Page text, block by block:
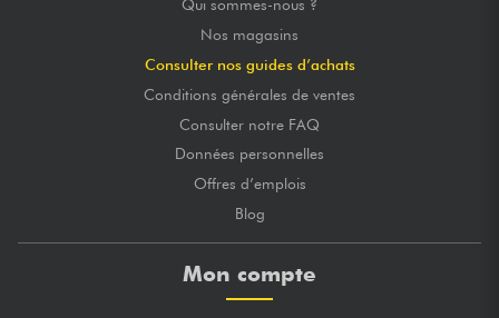
Qui sommes-nous ?
Nos magasins
Consulter nos guides d’achats
Conditions générales de ventes
Consulter notre FAQ
Données personnelles
Offres d’emplois
Blog
Mon compte